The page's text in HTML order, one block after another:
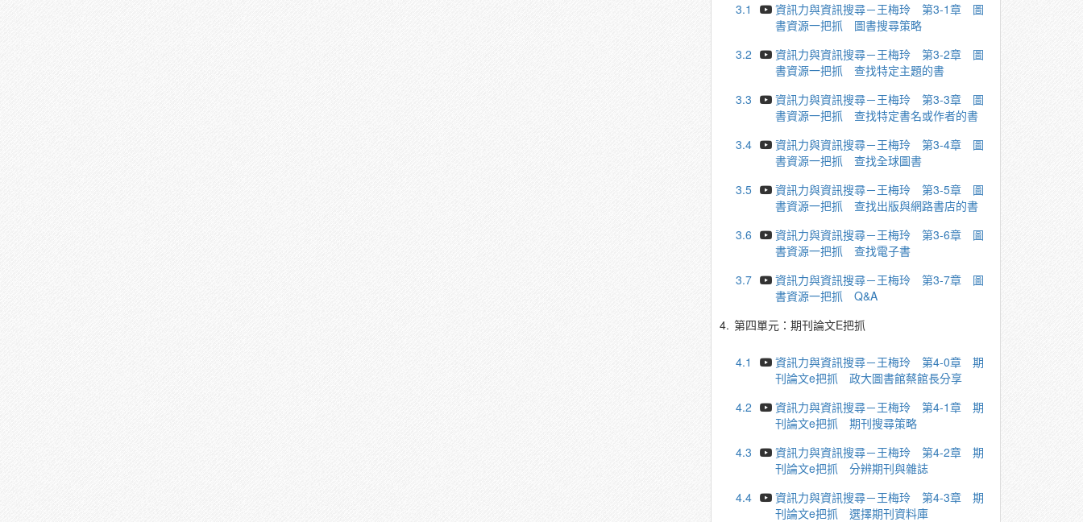
3.1
資訊力與資訊搜尋－王梅玲 第3-1章 圖
書資源一把抓 圖書搜尋策略
3.2
資訊力與資訊搜尋－王梅玲 第3-2章 圖
書資源一把抓 查找特定主題的書
3.3
資訊力與資訊搜尋－王梅玲 第3-3章 圖
書資源一把抓 查找特定書名或作者的書
3.4
資訊力與資訊搜尋－王梅玲 第3-4章 圖
書資源一把抓 查找全球圖書
3.5
資訊力與資訊搜尋－王梅玲 第3-5章 圖
書資源一把抓 查找出版與網路書店的書
3.6
資訊力與資訊搜尋－王梅玲 第3-6章 圖
書資源一把抓 查找電子書
3.7
資訊力與資訊搜尋－王梅玲 第3-7章 圖
書資源一把抓 Q&A
4. 第四單元：期刊論文E把抓
4.1
資訊力與資訊搜尋－王梅玲 第4-0章 期
刊論文e把抓 政大圖書館蔡館長分享
4.2
資訊力與資訊搜尋－王梅玲 第4-1章 期
刊論文e把抓 期刊搜尋策略
4.3
資訊力與資訊搜尋－王梅玲 第4-2章 期
刊論文e把抓 分辨期刊與雜誌
4.4
資訊力與資訊搜尋－王梅玲 第4-3章 期
刊論文e把抓 選擇期刊資料庫